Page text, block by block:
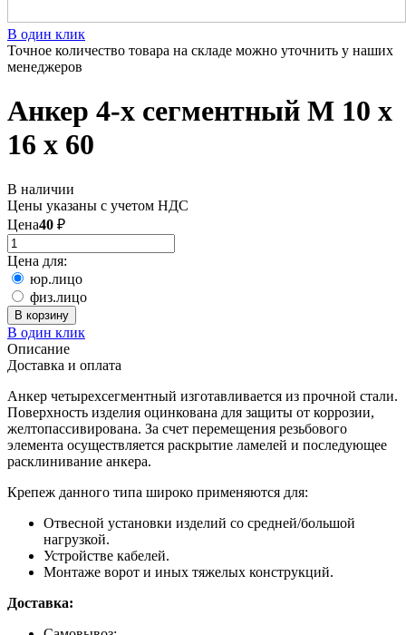
В один клик
Точное количество товара на складе можно уточнить у наших
менеджеров
Анкер 4-х сегментный М 10 х
16 х 60
В наличии
Цены указаны с учетом НДС
Цена40 ₽
Цена для:
юр.лицо
физ.лицо
В корзину
В один клик
Описание
Доставка и оплата
Анкер четырехсегментный изготавливается из прочной стали.
Поверхность изделия оцинкована для защиты от коррозии,
желтопассивирована. За счет перемещения резьбового
элемента осуществляется раскрытие ламелей и последующее
расклинивание анкера.
Крепеж данного типа широко применяются для:
Отвесной установки изделий со средней/большой
нагрузкой.
Устройстве кабелей.
Монтаже ворот и иных тяжелых конструкций.
Доставка: